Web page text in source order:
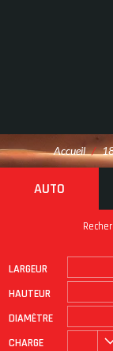
Accueil /
AUTO
LARGEUR
HAUTEUR
DIAMÈTRE
CHARGE